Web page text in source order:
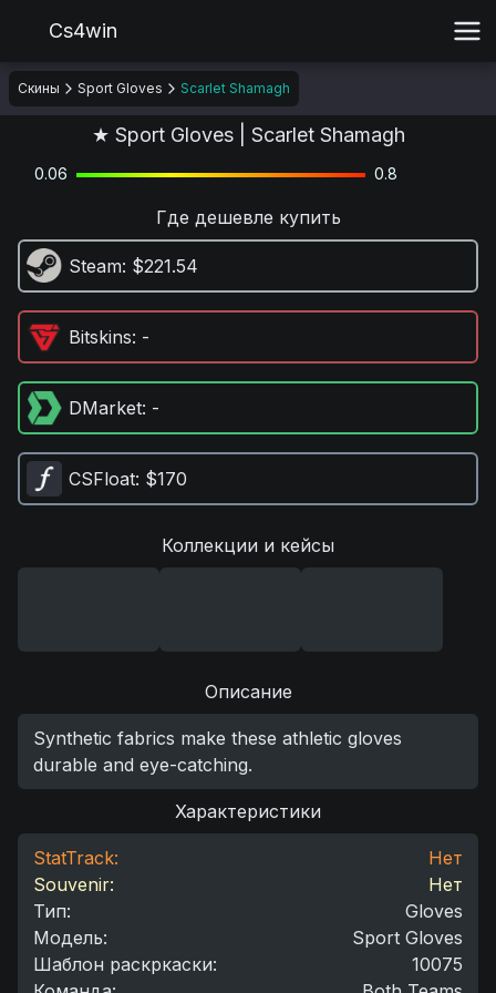
Cs4win
Скины Sport Gloves Scarlet Shamagh
★ Sport Gloves | Scarlet Shamagh
0.06 0.8
Где дешевле купить
Steam: $221.54
Bitskins: -
DMarket: -
CSFloat: $170
Коллекции и кейсы
Описание
Synthetic fabrics make these athletic gloves
durable and eye-catching.
Характеристики
StatTrack:
Нет
Souvenir:
Нет
Тип:
Gloves
Модель:
Sport Gloves
Шаблон раскркаски:
10075